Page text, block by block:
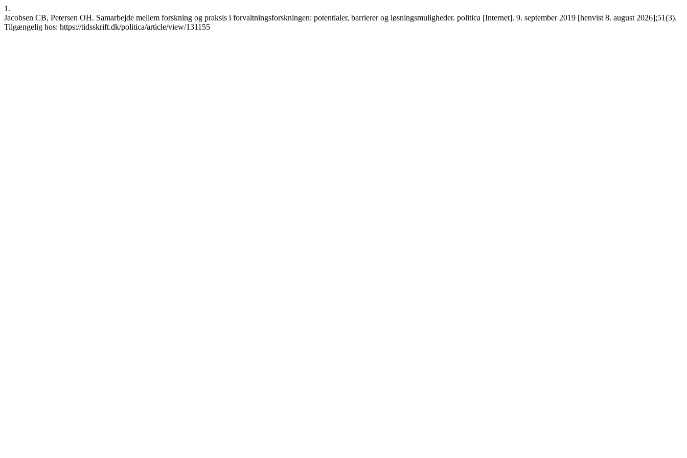
1.
Jacobsen CB, Petersen OH. Samarbejde mellem forskning og praksis i forvaltningsforskningen: potentialer, barrierer og løsningsmuligheder. politica [Internet]. 9. september 2019 [henvist 8. august 2026];51(3).
Tilgængelig hos: https://tidsskrift.dk/politica/article/view/131155